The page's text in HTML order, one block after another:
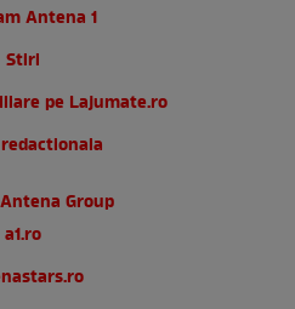
Antena 1
Stiri
pe Lajumate.ro
Group
a1.ro